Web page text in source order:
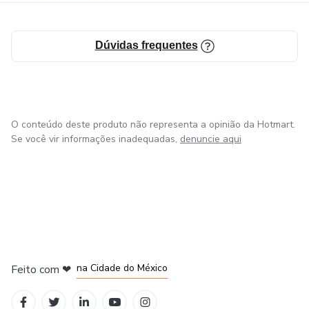
governou.
📲 Formato digital (PDF) – Leia no celular, tablet ou
computador.
Dúvidas frequentes
O conteúdo deste produto não representa a opinião da Hotmart.
Se você vir informações inadequadas, denuncie aqui
Feito com ❤ na Cidade do México